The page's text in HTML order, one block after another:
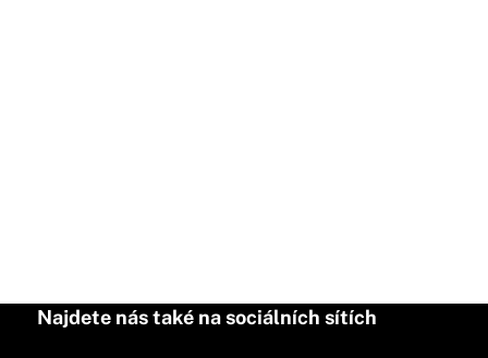
Najdete nás také na sociálních sítích